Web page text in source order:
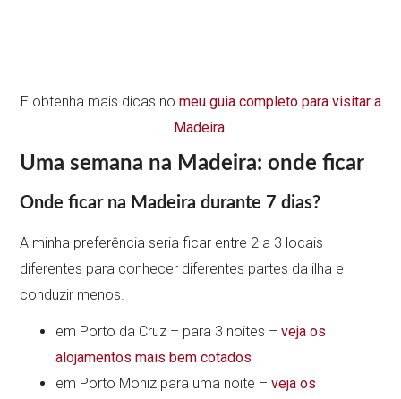
E obtenha mais dicas no meu guia completo para visitar a
Madeira.
Uma semana na Madeira: onde ficar
Onde ficar na Madeira durante 7 dias?
A minha preferência seria ficar entre 2 a 3 locais
diferentes para conhecer diferentes partes da ilha e
conduzir menos.
em Porto da Cruz – para 3 noites –veja os
alojamentos mais bem cotados
em Porto Moniz para uma noite –veja os